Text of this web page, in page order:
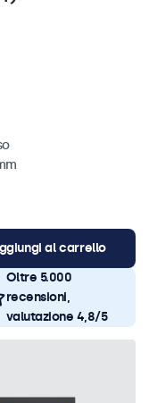
al carrello
Oltre 5.000
recensioni,
valutazione 4,8/5